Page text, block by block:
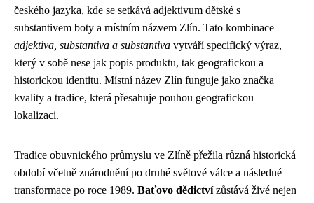
českého jazyka, kde se setkává adjektivum dětské s
substantivem boty a místním názvem Zlín. Tato kombinace
adjektiva, substantiva a substantiva vytváří specifický výraz,
který v sobě nese jak popis produktu, tak geografickou a
historickou identitu. Místní název Zlín funguje jako značka
kvality a tradice, která přesahuje pouhou geografickou
lokalizaci.
Tradice obuvnického průmyslu ve Zlíně přežila různá historická
období včetně znárodnění po druhé světové válce a následné
transformace po roce 1989. Baťovo dědictvízůstává živé nejen